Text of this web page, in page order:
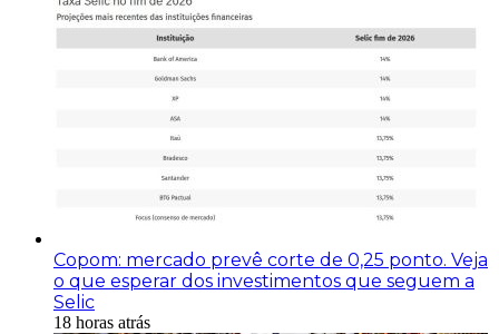
Copom: mercado prevê corte de 0,25 ponto. Veja
o que esperar dos investimentos que seguem a
Selic
18 horas atrás